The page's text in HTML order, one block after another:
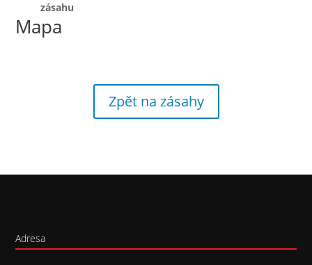
zásahu
Mapa
Zpět na zásahy
Adresa